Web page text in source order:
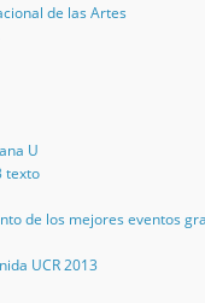
de las Artes
U
texto
de los mejores eventos
UCR 2013